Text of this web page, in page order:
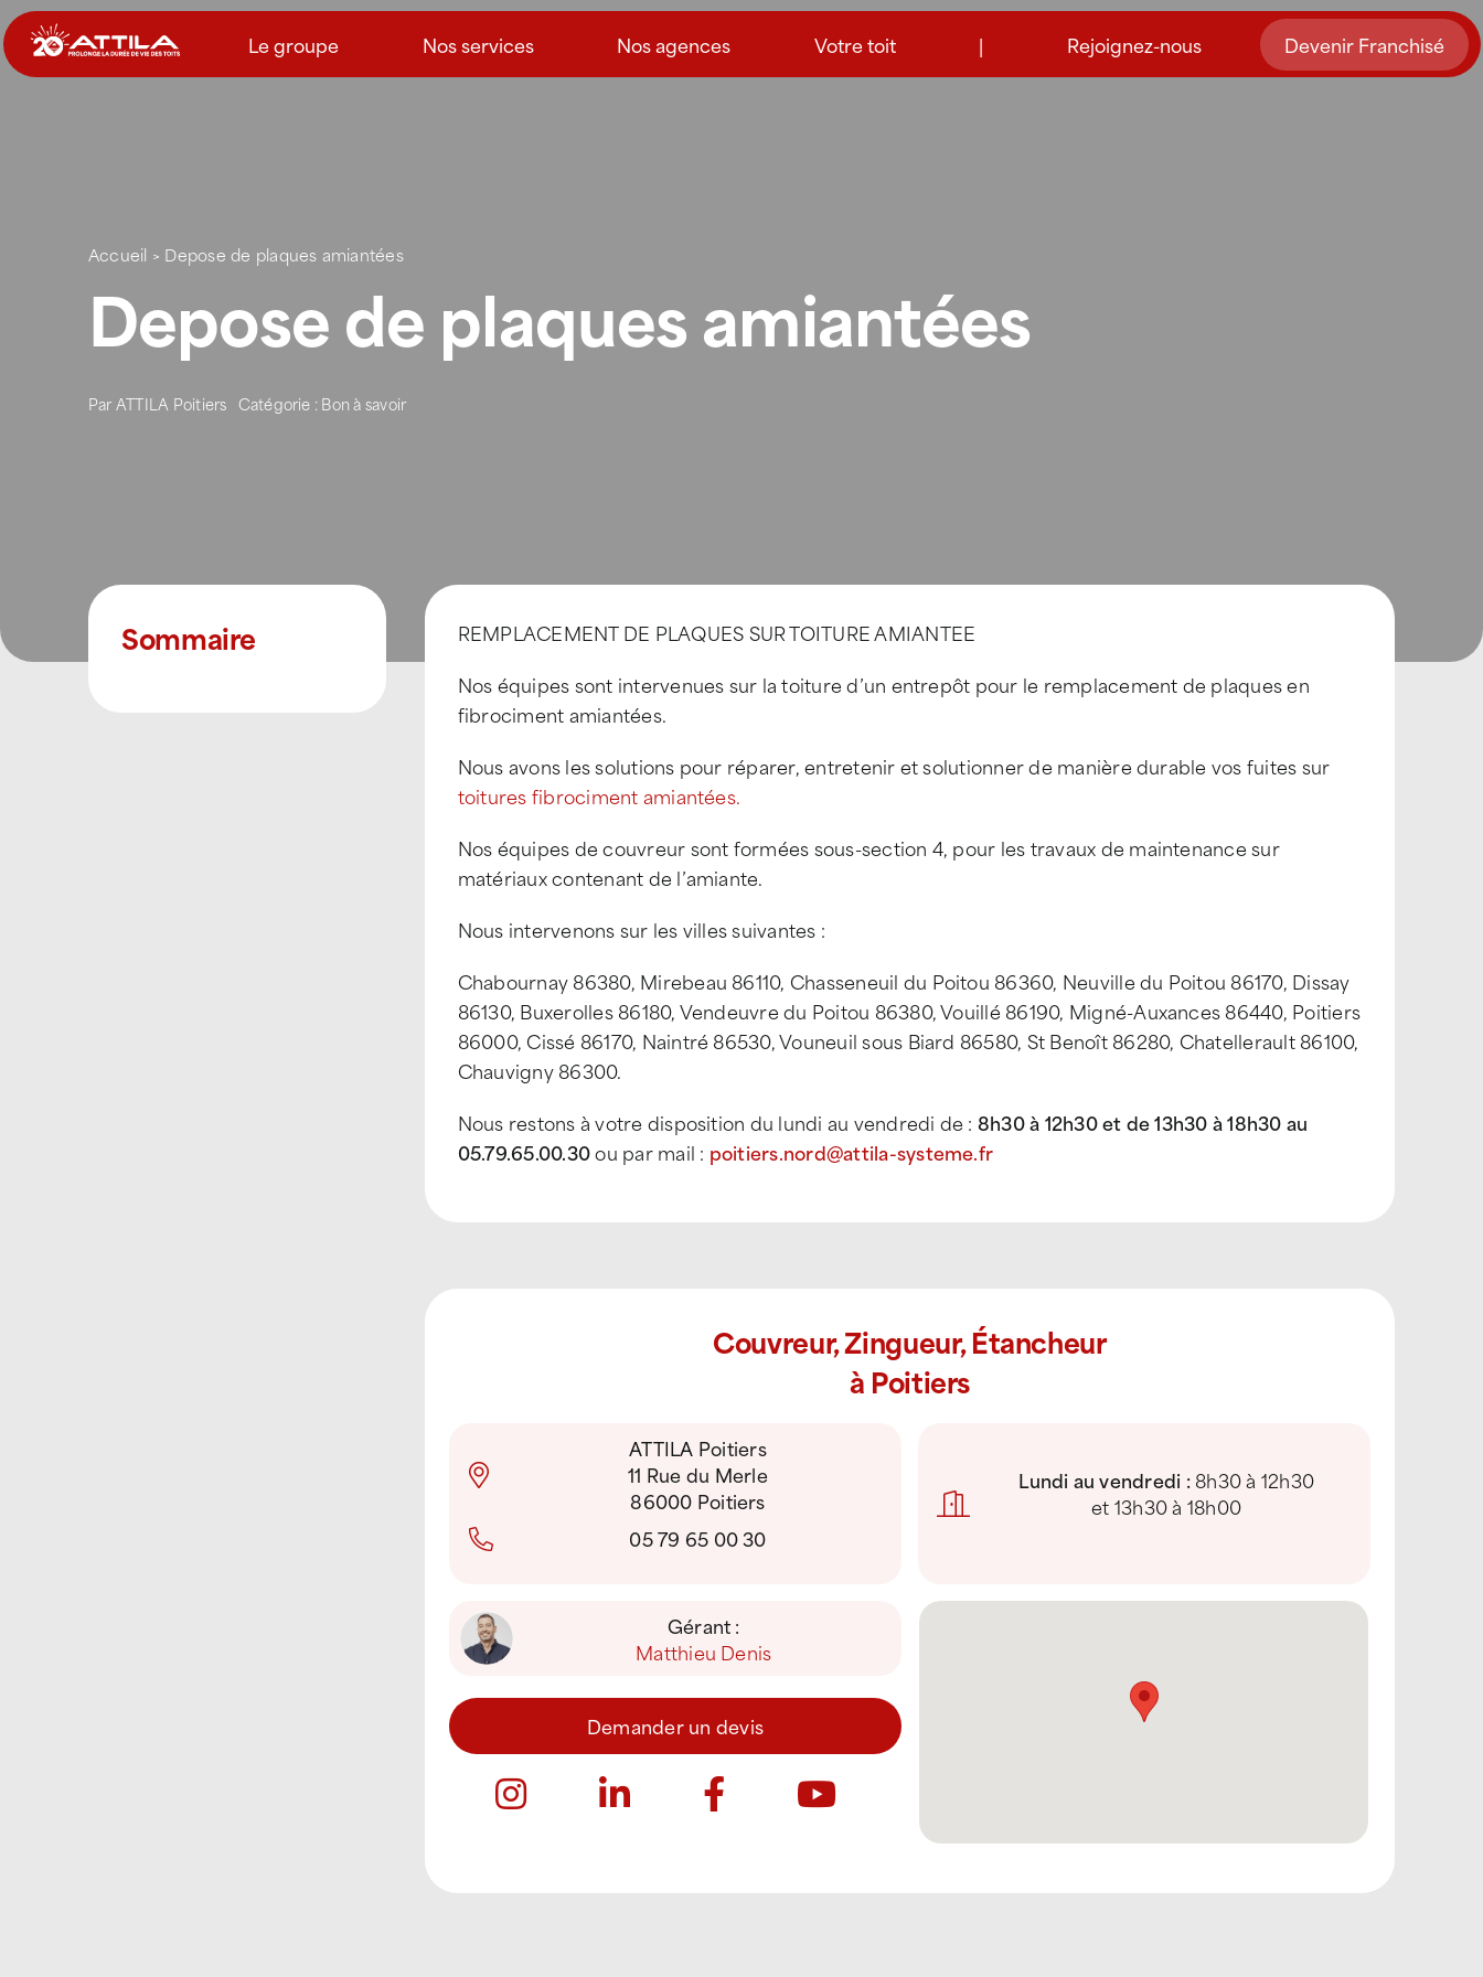
Passer
au
contenu
Le groupe Nos services Nos agences Votre toit | Rejoignez-nous Devenir Franchisé
Accueil > Depose de plaques amiantées
Depose de plaques amiantées
ParATTILA Poitiers Catégorie : Bon à savoir
Sommaire
REMPLACEMENT DE PLAQUES SUR TOITURE AMIANTEE
Nos équipes sont intervenues sur la toiture d’un entrepôt pour le remplacement de plaques en
fibrociment amiantées.
Nous avons les solutions pour réparer, entretenir et solutionner de manière durable vos fuites sur
toitures fibrociment amiantées.
Nos équipes de couvreur sont formées sous-section 4, pour les travaux de maintenance sur
matériaux contenant de l’amiante.
Nous intervenons sur les villes suivantes :
Chabournay 86380, Mirebeau 86110, Chasseneuil du Poitou 86360, Neuville du Poitou 86170, Dissay
86130, Buxerolles 86180, Vendeuvre du Poitou 86380, Vouillé 86190, Migné-Auxances 86440, Poitiers
86000, Cissé 86170, Naintré 86530, Vouneuil sous Biard 86580, St Benoît 86280, Chatellerault 86100,
Chauvigny 86300.
Nous restons à votre disposition du lundi au vendredi de : 8h30 à 12h30 et de 13h30 à 18h30 au
05.79.65.00.30ou par mail : poitiers.nord@attila-systeme.fr
Couvreur, Zingueur, Étancheur
à Poitiers
ATTILA Poitiers
11 Rue du Merle
86000 Poitiers
05 79 65 00 30
Lundi au vendredi :8h30 à 12h30
et 13h30 à 18h00
Gérant :
Matthieu Denis
Demander un devis